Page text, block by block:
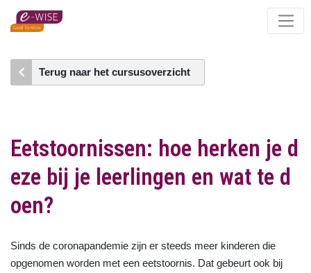
Skip
content
Terug naar het cursusoverzicht
Eetstoornissen: hoe herken je d
eze bij je leerlingen en wat te d
oen?
Sinds de coronapandemie zijn er steeds meer kinderen die
opgenomen worden met een eetstoornis. Dat gebeurt ook bij